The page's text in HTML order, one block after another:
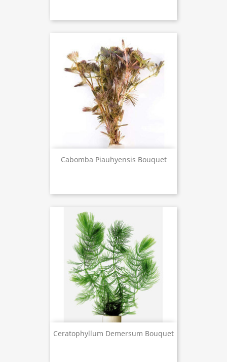
Cabomba Piauhyensis Bouquet
Ceratophyllum Demersum Bouquet